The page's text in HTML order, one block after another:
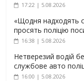
17:22 | 5.08.2026
«Щодня надходять
просять поліцію
16:38 | 5.08.2026
Нетверезий водій
службове авто
16:00 | 5.08.2026